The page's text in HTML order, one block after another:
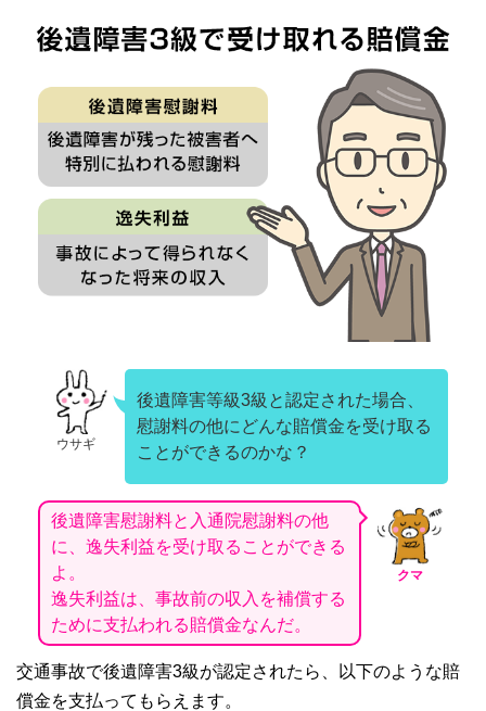
ウサギ
後遺障害等級3級と認定された場合、
慰謝料の他にどんな賠償金を受け取る
ことができるのかな？
クマ
後遺障害慰謝料と入通院慰謝料の他
に、逸失利益を受け取ることができる
よ。
逸失利益は、事故前の収入を補償する
ために支払われる賠償金なんだ。
交通事故で後遺障害3級が認定されたら、以下のような賠
償金を支払ってもらえます。